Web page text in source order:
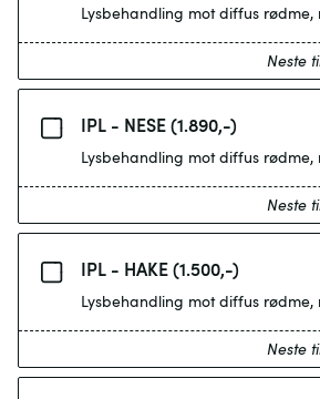
Lysbehandling mot diffus
Neste
IPL - NESE (1.890,-)
Lysbehandling mot diffus
Neste
IPL - HAKE (1.500,-)
Lysbehandling mot diffus
Neste